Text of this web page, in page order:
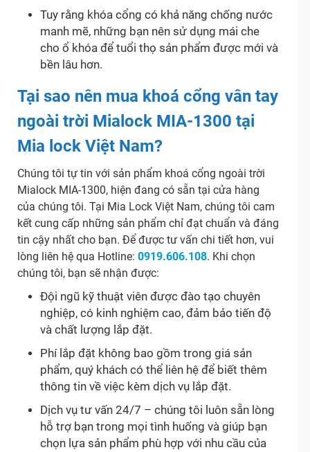
Tuy rằng khóa cổng có khả năng chống nước
manh mẽ, những bạn nên sử dụng mái che
cho ổ khóa để tuổi thọ sản phẩm được mới và
bền lâu hơn.
Tại sao nên mua khoá cổng vân tay
ngoài trời Mialock MIA-1300 tại
Mia lock Việt Nam?
Chúng tôi tự tin với sản phẩm khoá cổng ngoài trời
Mialock MIA-1300, hiện đang có sẵn tại cửa hàng
của chúng tôi. Tại Mia Lock Việt Nam, chúng tôi cam
kết cung cấp những sản phẩm chỉ đạt chuẩn và đáng
tin cậy nhất cho bạn. Để được tư vấn chi tiết hơn, vui
lòng liên hệ qua Hotline: 0919.606.108. Khi chọn
chúng tôi, bạn sẽ nhận được:
Đội ngũ kỹ thuật viên được đào tạo chuyên
nghiệp, có kinh nghiệm cao, đảm bảo tiến độ
và chất lượng lắp đặt.
Phí lắp đặt không bao gồm trong giá sản
phẩm, quý khách có thể liên hệ để biết thêm
thông tin về việc kèm dịch vụ lắp đặt.
Dịch vụ tư vấn 24/7 – chúng tôi luôn sẵn lòng
hỗ trợ bạn trong mọi tình huống và giúp bạn
chọn lựa sản phẩm phù hợp với nhu cầu của